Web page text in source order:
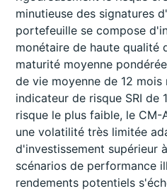
minutieuse des signatures
portefeuille se compose
monétaire de haute qualité
maturité moyenne
de vie moyenne de 12 mois
indicateur de risque SRI de
risque le plus faible, le CM-
une volatilité très limitée
d'investissement supérieur
scénarios de performance
rendements potentiels